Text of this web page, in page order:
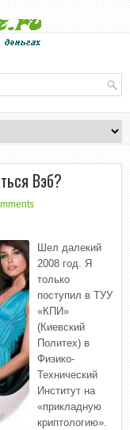
Вэб?
Шел далекий
2008 год. Я
только
поступил в ТУУ
«КПИ»
(Киевский
Политех) в
Физико-
Технический
Институт на
«прикладную
криптологию».